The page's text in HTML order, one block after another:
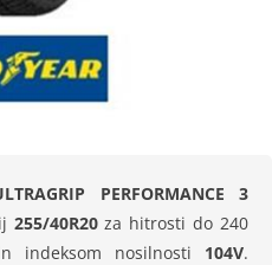
PERFORMANCE 3
255/40R20za hitrosti do 240
indeksom nosilnosti 104V.